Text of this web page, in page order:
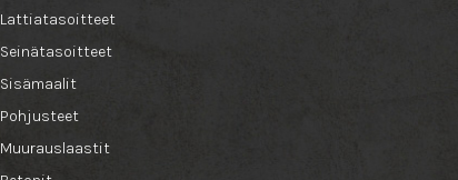
Lattiatasoitteet
Seinätasoitteet
Sisämaalit
Pohjusteet
Muurauslaastit